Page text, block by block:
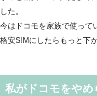
した。
今はドコモを家族で使って
格安SIMにしたらもっと下
私がドコモをやめ